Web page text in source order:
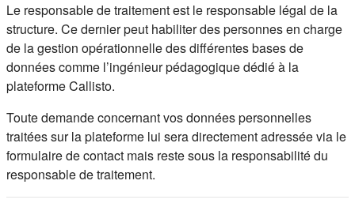
Le responsable de traitement est le responsable légal de la
structure. Ce dernier peut habiliter des personnes en charge
de la gestion opérationnelle des différentes bases de
données comme l’ingénieur pédagogique dédié à la
plateforme Callisto.
Toute demande concernant vos données personnelles
traitées sur la plateforme lui sera directement adressée via le
formulaire de contact mais reste sous la responsabilité du
responsable de traitement.